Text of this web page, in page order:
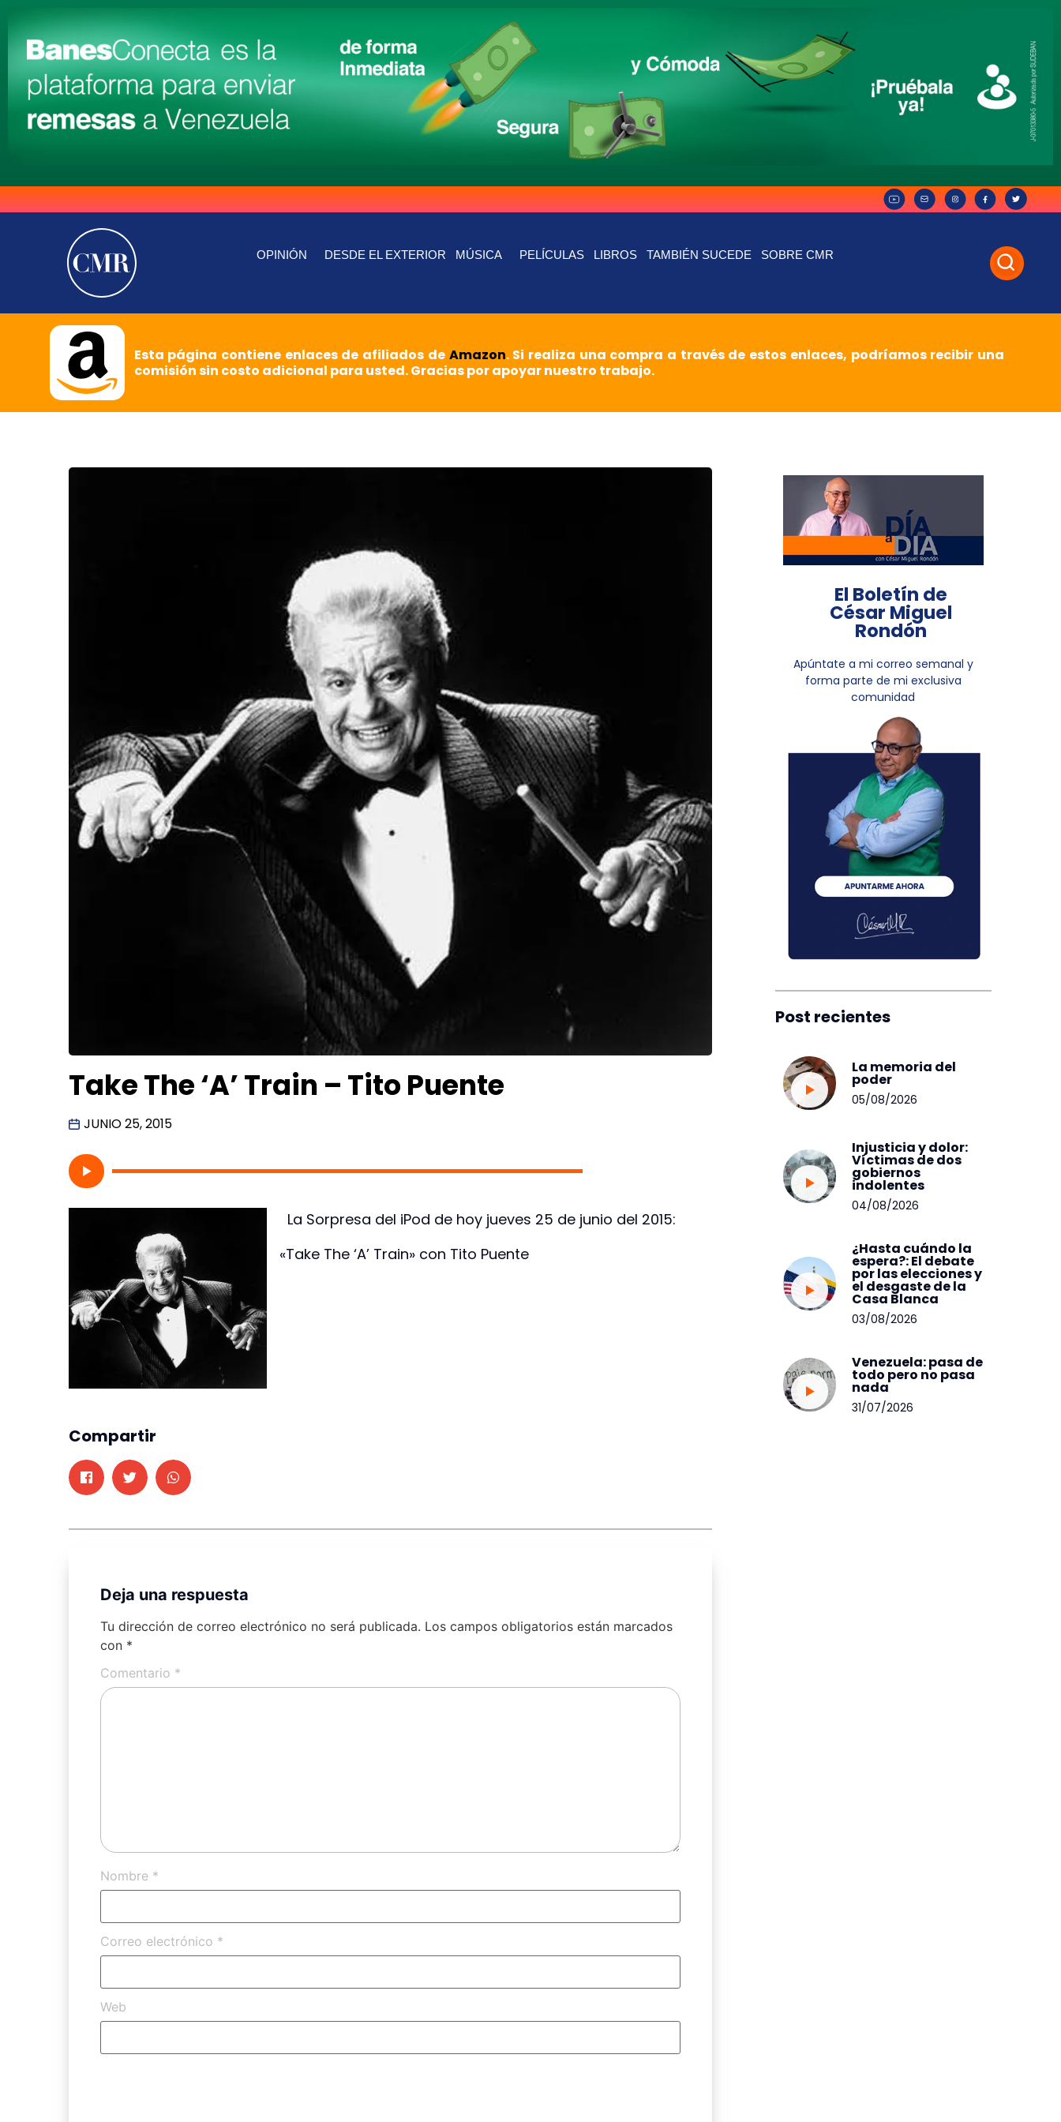
OPINIÓN DESDE EL EXTERIOR MÚSICA PELÍCULAS LIBROS TAMBIÉN SUCEDE SOBRE CMR
Esta página contiene enlaces de afiliados de Amazon. Si realiza una compra a través de estos enlaces, podríamos recibir una
comisión sin costo adicional para usted. Gracias por apoyar nuestro trabajo.
Take The ‘A’ Train – Tito Puente
JUNIO 25, 2015
La Sorpresa del iPod de hoy jueves 25 de junio del 2015:
«Take The ‘A’ Train» con Tito Puente
Compartir
Deja una respuesta
Tu dirección de correo electrónico no será publicada. Los campos obligatorios están marcados
con *
Comentario *
Nombre *
Correo electrónico *
Web
El Boletín de
César Miguel
Rondón
Apúntate a mi correo semanal y
forma parte de mi exclusiva
comunidad
Post recientes
La memoria del
poder
05/08/2026
Injusticia y dolor:
Víctimas de dos
gobiernos
indolentes
04/08/2026
¿Hasta cuándo la
espera?: El debate
por las elecciones y
el desgaste de la
Casa Blanca
03/08/2026
Venezuela: pasa de
todo pero no pasa
nada
31/07/2026